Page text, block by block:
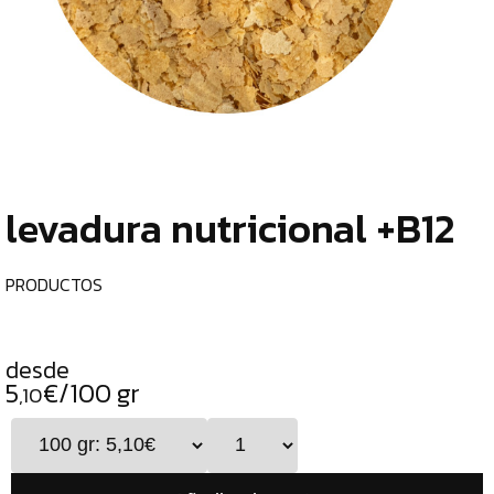
TIENDA
CHOCOLATES
ESPECIALES
CAFÉS
GENERAL
INFUSIONES
LEGUMBRES
SEMILLAS
levadura nutricional +B12
PRODUCTOS
desde
5,10€/100 gr